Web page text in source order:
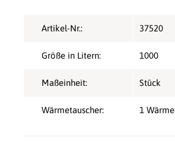
Artikel-Nr.: 37520
Größe in Litern: 1000
Maßeinheit: Stück
Wärmetauscher: 1